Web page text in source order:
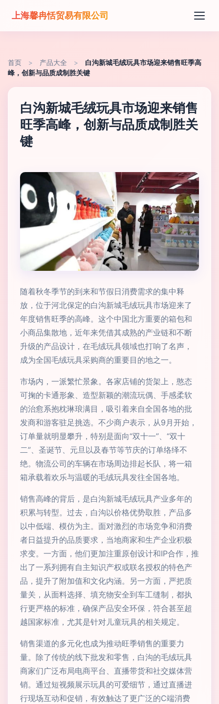
上海馨冉恬贸易有限公司
首页 > 产品大全 >
白沟新城毛绒玩具市场迎来销售旺季高
峰，创新与品质成制胜关键
白沟新城毛绒玩具市场迎来销售
旺季高峰，创新与品质成制胜关
键
随着秋冬季节的到来和节假日消费需求的集中释
放，位于河北保定的白沟新城毛绒玩具市场迎来了
年度销售旺季的高峰。这个中国北方重要的箱包和
小商品集散地，近年来凭借其成熟的产业链和不断
升级的产品设计，在毛绒玩具领域也打响了名声，
成为全国毛绒玩具采购商的重要目的地之一。
市场内，一派繁忙景象。各家店铺的货架上，憨态
可掬的卡通形象、造型新颖的潮流玩偶、手感柔软
的治愈系抱枕琳琅满目，吸引着来自全国各地的批
发商和游客驻足挑选。不少商户表示，从9月开始，
订单量就明显攀升，特别是面向“双十一”、“双十
二”、圣诞节、元旦以及春节等节庆的订单络绎不
绝。物流公司的车辆在市场周边排起长队，将一箱
箱承载着欢乐与温暖的毛绒玩具发往全国各地。
销售高峰的背后，是白沟新城毛绒玩具产业多年的
积累与转型。过去，白沟以价格优势取胜，产品多
以中低端、模仿为主。面对激烈的市场竞争和消费
者日益提升的品质要求，当地商家和生产企业积极
求变。一方面，他们更加注重原创设计和IP合作，推
出了一系列拥有自主知识产权或联名授权的特色产
品，提升了附加值和文化内涵。另一方面，严把质
量关，从面料选择、填充物安全到车工缝制，都执
行更严格的标准，确保产品安全环保，符合甚至超
越国家标准，尤其是针对儿童玩具的相关规定。
销售渠道的多元化也成为推动旺季销售的重要力
量。除了传统的线下批发和零售，白沟的毛绒玩具
商家们广泛布局电商平台、直播带货和社交媒体营
销。通过短视频展示玩具的可爱细节，通过直播进
行现场互动和促销，有效触达了更广泛的C端消费